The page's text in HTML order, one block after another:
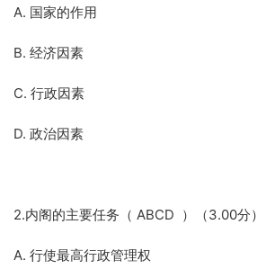
A. 国家的作用
B. 经济因素
C. 行政因素
D. 政治因素
2.内阁的主要任务（ ABCD ）（3.00分）
A. 行使最高行政管理权